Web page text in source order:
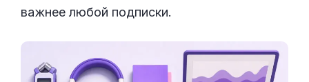
важнее любой подписки.